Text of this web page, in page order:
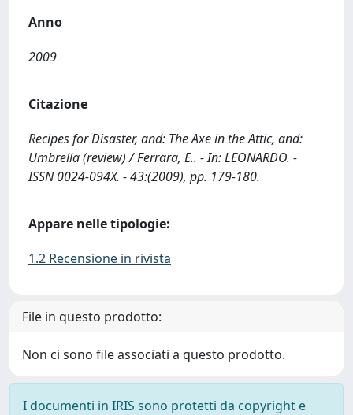
Anno
2009
Citazione
Recipes for Disaster, and: The Axe in the Attic, and:
Umbrella (review) / Ferrara, E.. - In: LEONARDO. -
ISSN 0024-094X. - 43:(2009), pp. 179-180.
Appare nelle tipologie:
1.2 Recensione in rivista
File in questo prodotto:
Non ci sono file associati a questo prodotto.
I documenti in IRIS sono protetti da copyright e